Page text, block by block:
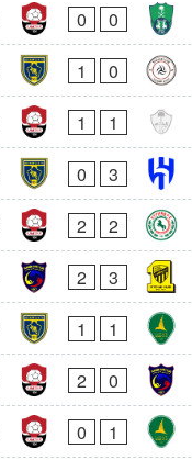
0 0
1 0
1 1
0 3
2 2
2 3
1 1
2 0
0 1